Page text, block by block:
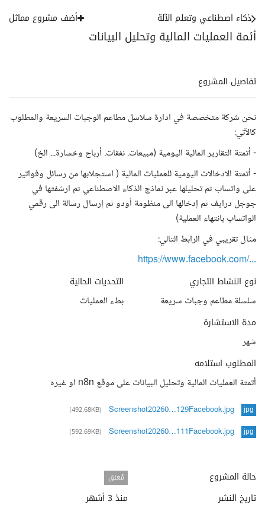
أئمة العمليات المالية وتحليل البيانات
ذكاء اصطناعي وتعلم الآلة أضف مشروع مماثل
تفاصيل المشروع
نحن شركة متخصصة في ادارة سلاسل مطاعم الوجبات السريعة والمطلوب
كالآتي:
- أتمتة التقارير المالية اليومية (مبيعات. نفقات. أرباح وخسارة... الخ)
- أتمتة الادخالات اليومية للعمليات المالية ( استجلابها من رسائل وفواتير
على واتساب ثم تحليلها عبر نماذج الذكاء الاصطناعي ثم ارشفتها في
جوجل درايف ثم إدخالها الى منظومة أودو ثم إرسال رسالة الى رقمي
الواتساب بانتهاء العملية)
مثال تقريبي في الرابط التالي:
https://www.facebook.com/...
نوع النشاط التجاري
سلسلة مطاعم وجبات سريعة
التحديات الحالية
بطء العمليات
مدة الاستشارة
شهر
المطلوب استلامه
أتمتة العمليات المالية وتحليل البيانات على موقع n8n او غيره
jpg
Screenshot20260…129Facebook.jpg
(492.68KB)
jpg
Screenshot20260…111Facebook.jpg
(592.69KB)
حالة المشروع مُغلق
تاريخ النشر
منذ 3 أشهر